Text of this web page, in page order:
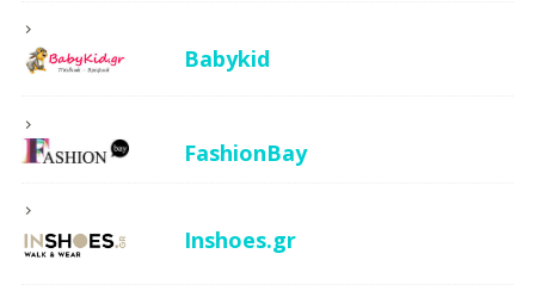
Babykid
FashionBay
Inshoes.gr